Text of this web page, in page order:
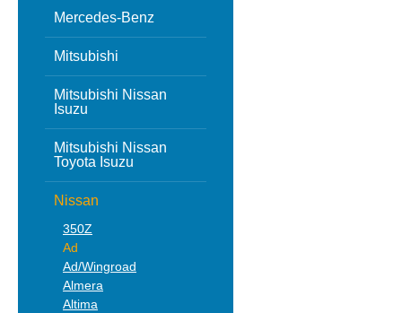
Mercedes-Benz
Mitsubishi
Mitsubishi Nissan
Isuzu
Mitsubishi Nissan
Toyota Isuzu
Nissan
350Z
Ad
Ad/Wingroad
Almera
Altima